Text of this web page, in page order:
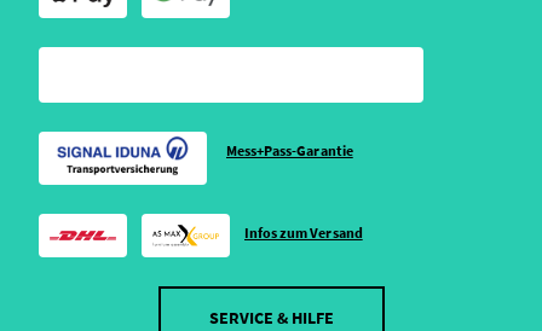
Mess+Pass-Garantie
Infos zum Versand
SERVICE & HILFE